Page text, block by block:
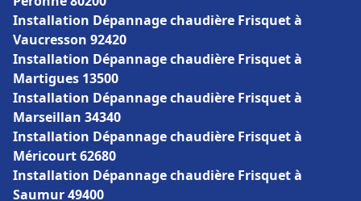
Installation Dépannage chaudière Frisquet à
Vaucresson 92420
Installation Dépannage chaudière Frisquet à
Martigues 13500
Installation Dépannage chaudière Frisquet à
Marseillan 34340
Installation Dépannage chaudière Frisquet à
Méricourt 62680
Installation Dépannage chaudière Frisquet à
Saumur 49400